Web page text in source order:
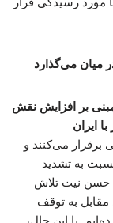
میان می‌گذارد
بر افزایش نقش
ایران
برقرار می‌کنند و
به تشدید
حسن نیت تلاش
به توقف
با این حال،